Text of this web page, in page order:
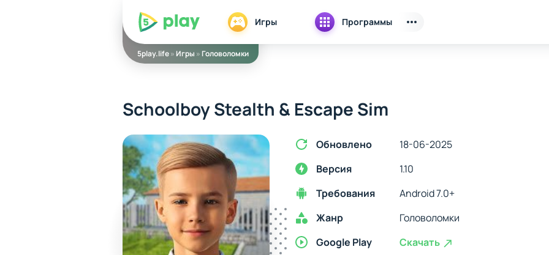
5play Игры Программы
5play.life»Игры »Головоломки
Schoolboy Stealth & Escape Sim
Обновлено
18-06-2025
Версия
1.10
Требования
Android 7.0+
Жанр
Головоломки
Google Play
Скачать